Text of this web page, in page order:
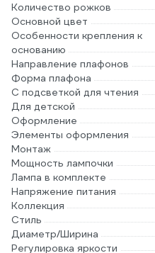
Количество рожков
Основной цвет
Особенности крепления к
основанию
Направление плафонов
Форма плафона
С подсветкой для чтения
Для детской
Оформление
Элементы оформления
Монтаж
Мощность лампочки
Лампа в комплекте
Напряжение питания
Коллекция
Стиль
Диаметр/Ширина
Регулировка яркости